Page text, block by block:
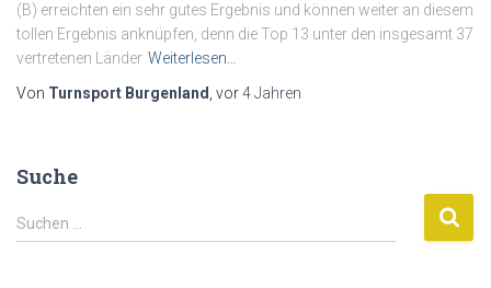
(B) erreichten ein sehr gutes Ergebnis und können weiter an diesem
tollen Ergebnis anknüpfen, denn die Top 13 unter den insgesamt 37
vertretenen Länder Weiterlesen…
Von Turnsport Burgenland , vor4 Jahren
Suche
S
u
Suchen …